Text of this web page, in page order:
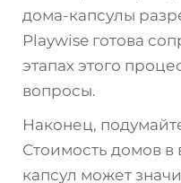
дома-капсулы
Playwise готова
этапах этого
вопросы.
Наконец,
Стоимость домов в
капсул может